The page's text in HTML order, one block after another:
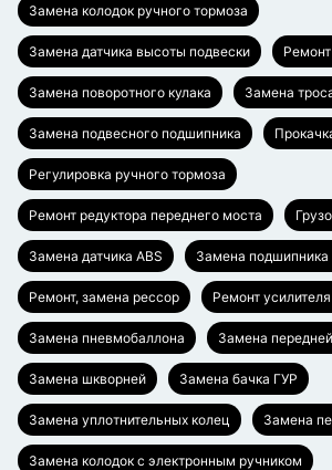
Замена колодок ручного тормоза
Замена датчика высоты подвески
Замена поворотного кулака Замена
Замена подвесного подшипника
Регулировка ручного тормоза
Ремонт редуктора переднего моста
Замена датчика ABS Замена подшипника
Ремонт, замена рессор Ремонт
Замена пневмобаллона Замена
Замена шкворней Замена бачка ГУР
Замена уплотнительных колец Замена
Замена колодок с электронным ручником